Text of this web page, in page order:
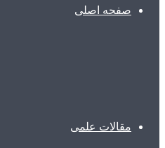
صفحه اصلی
مقالات علمی